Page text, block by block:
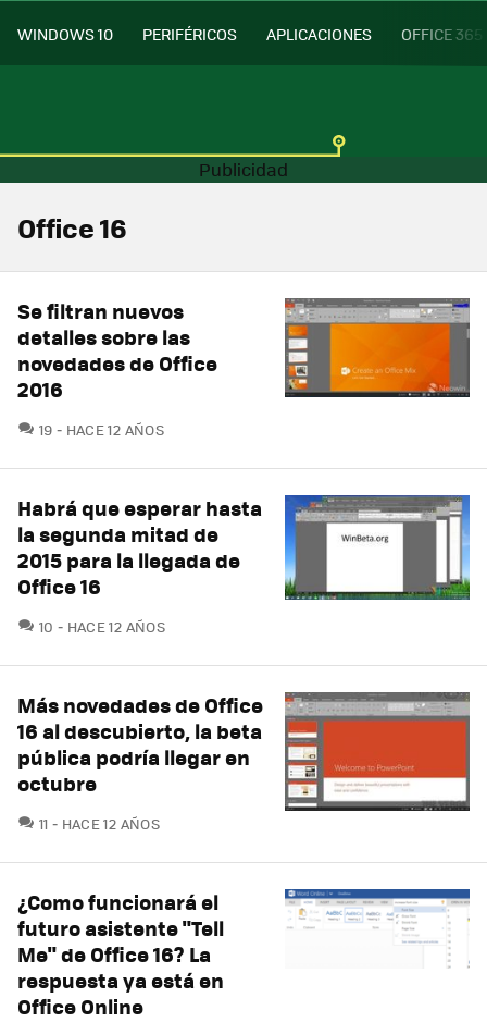
WINDOWS 10 PERIFÉRICOS APLICACIONES OFFICE 365
Office 16
Se filtran nuevos
detalles sobre las
novedades de Office
2016
19 COMENTARIOS
HACE 12 AÑOS
Habrá que esperar hasta
la segunda mitad de
2015 para la llegada de
Office 16
10 COMENTARIOS
HACE 12 AÑOS
Más novedades de Office
16 al descubierto, la beta
pública podría llegar en
octubre
11 COMENTARIOS
HACE 12 AÑOS
¿Como funcionará el
futuro asistente "Tell
Me" de Office 16? La
respuesta ya está en
Office Online